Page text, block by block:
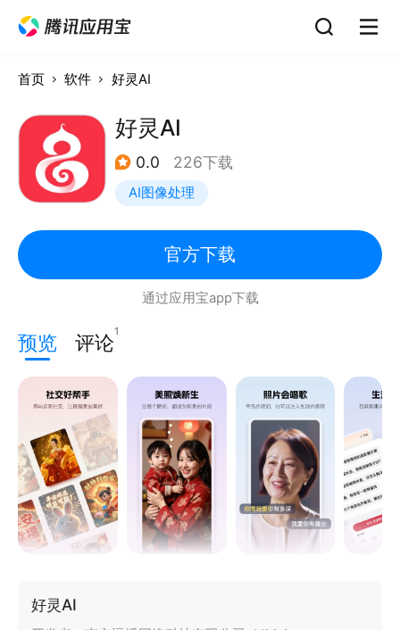
首页 软件 好灵AI
好灵AI
0.0 226下载
AI图像处理
官方下载
通过应用宝app下载
预览 评论1
好灵AI